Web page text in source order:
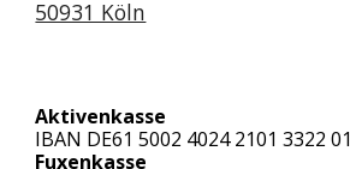
50931 Köln
Aktivenkasse
IBAN DE61 5002 4024 2101 3322 01
Fuxenkasse